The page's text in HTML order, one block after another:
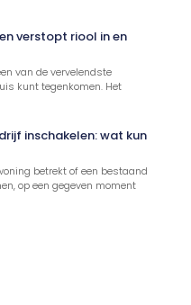
verstopt riool in en
van de vervelendste
kunt tegenkomen. Het
inschakelen: wat kun
betrekt of een bestaand
op een gegeven moment